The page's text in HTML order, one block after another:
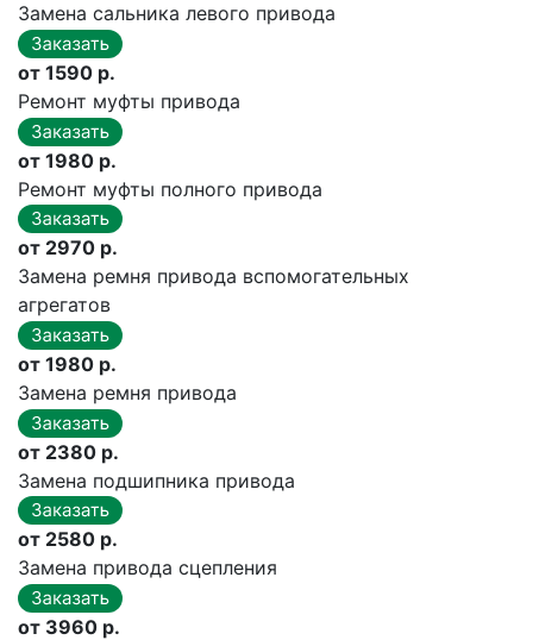
Замена сальника левого привода
от 1590 р.
Ремонт муфты привода
от 1980 р.
Ремонт муфты полного привода
от 2970 р.
Замена ремня привода вспомогательных
агрегатов
от 1980 р.
Замена ремня привода
от 2380 р.
Замена подшипника привода
от 2580 р.
Замена привода сцепления
от 3960 р.